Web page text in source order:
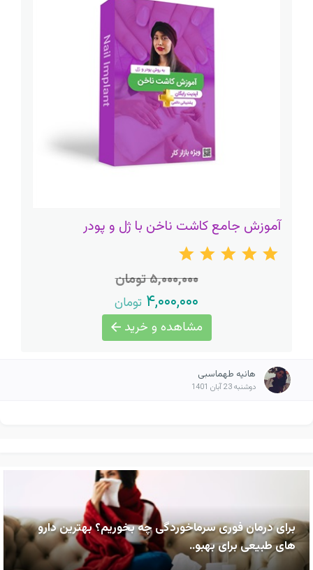
آموزش جامع کاشت ناخن با ژل و پودر
۵,۰۰۰,۰۰۰ تومان
۴,۰۰۰,۰۰۰ تومان
مشاهده و خرید
هانیه طهماسبی
دوشنبه 23 آبان 1401
برای درمان فوری سرماخوردگی چه بخوریم؟ بهترین دارو
های طبیعی برای بهبو..